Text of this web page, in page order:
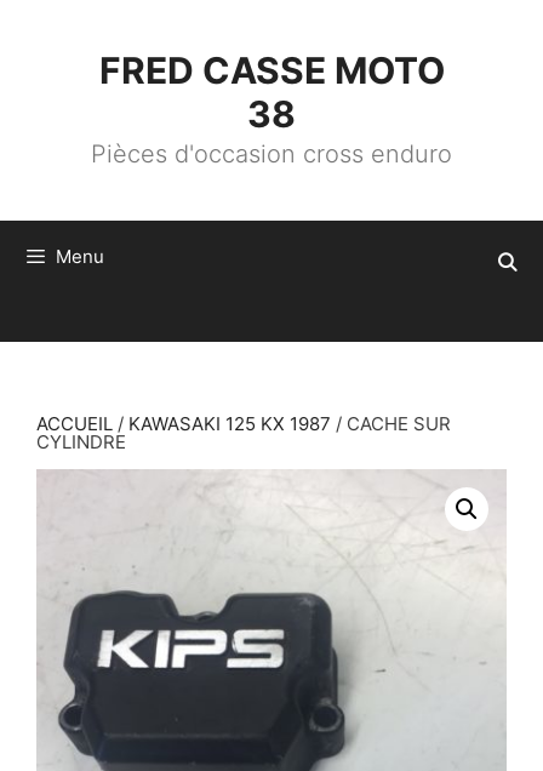
FRED CASSE MOTO
38
Pièces d'occasion cross enduro
Menu
ACCUEIL / KAWASAKI 125 KX 1987 / CACHE SUR
CYLINDRE